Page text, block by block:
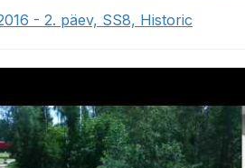
- 2. päev, SS8, Historic